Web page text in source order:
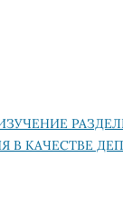
КАЧЕСТВЕ